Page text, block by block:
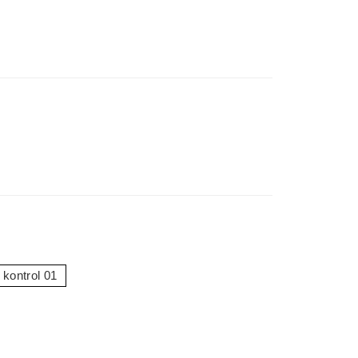
01